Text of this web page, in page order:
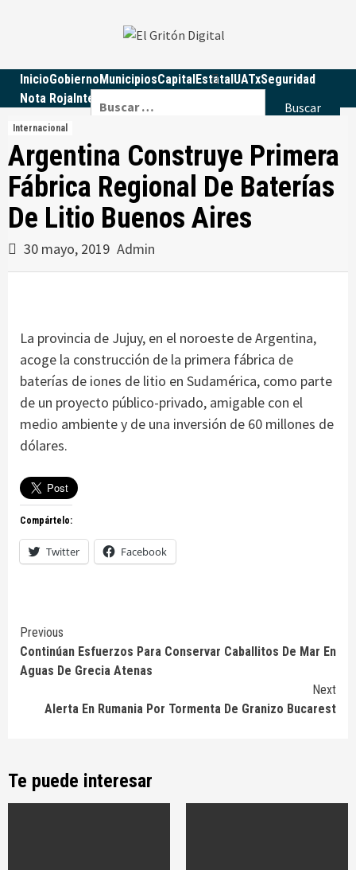
InicioGobiernoMunicipiosCapitalEstatalUATxSeguridad
Nota RojaInternacional
Buscar:
Internacional
Argentina Construye Primera
Fábrica Regional De Baterías
De Litio Buenos Aires
30 mayo, 2019 Admin
La provincia de Jujuy, en el noroeste de Argentina,
acoge la construcción de la primera fábrica de
baterías de iones de litio en Sudamérica, como parte
de un proyecto público-privado, amigable con el
medio ambiente y de una inversión de 60 millones de
dólares.
Compártelo:
Twitter Facebook
Continue
Reading
Previous
Continúan Esfuerzos Para Conservar Caballitos De Mar En
Aguas De Grecia Atenas
Next
Alerta En Rumania Por Tormenta De Granizo Bucarest
Te puede interesar